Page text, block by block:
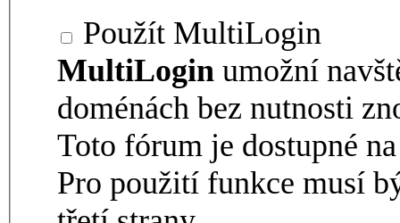
Použít MultiLogin
MultiLogin umožní
doménách bez nutnosti
Toto fórum je dostupné
Pro použití funkce musí